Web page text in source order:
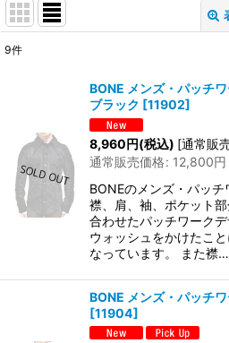
並び順
絞り込む
9件
BONE メンズ・パッチ
ブラック [11902]
8,960円(税込) [通常販
通常販売価格: 12,800円
BONEのメンズ・パッチ
襟、肩、袖、ポケット
合わせたパッチワーク
ウォッシュをかけたこ
なっています。 また襟…
BONE メンズ・パッチ
[11904]